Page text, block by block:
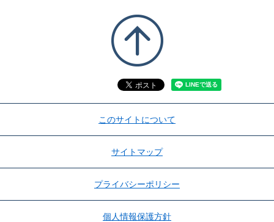
このサイトについて
サイトマップ
プライバシーポリシー
個人情報保護方針